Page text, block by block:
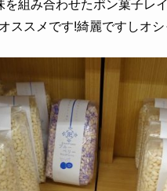
組み合わせたポン菓子レ
ススメです!綺麗ですしオ